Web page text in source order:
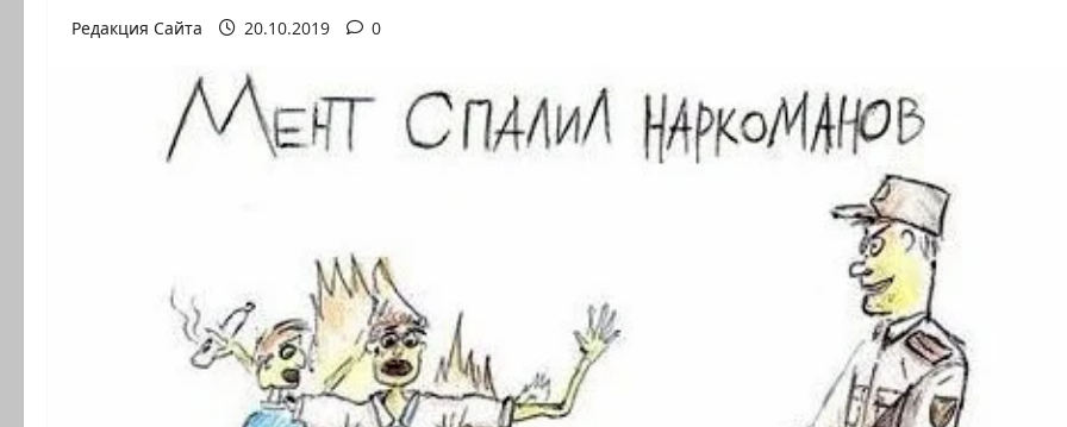
Редакция Сайта 20.10.2019 0